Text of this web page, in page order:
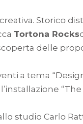
Storico
Tortona Rocks
delle
a tema
“The
studio Carlo